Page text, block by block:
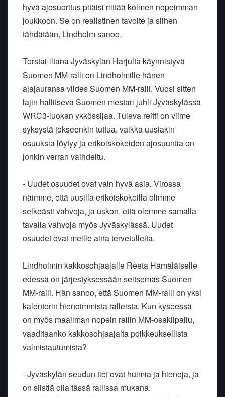
hyvä ajosuoritus pitäisi riittää kolmen nopeimman
joukkoon. Se on realistinen tavoite ja siihen
tähdätään, Lindholm sanoo.
Torstai-iltana Jyväskylän Harjulta käynnistyvä
Suomen MM-ralli on Lindholmille hänen
ajajauransa viides Suomen MM-ralli. Vuosi sitten
lajin hallitseva Suomen mestari juhli Jyväskylässä
WRC3-luokan ykkössijaa. Tuleva reitti on viime
syksystä jokseenkin tuttua, vaikka uusiakin
osuuksia löytyy ja erikoiskokeiden ajosuuntia on
jonkin verran vaihdeltu.
- Uudet osuudet ovat vain hyvä asia. Virossa
näimme, että uusilla erikoiskokeilla olimme
selkeästi vahvoja, ja uskon, että olemme samalla
tavalla vahvoja myös Jyväskylässä. Uudet
osuudet ovat meille aina tervetulleita.
Lindholmin kakkosohjaajalle Reeta Hämäläiselle
edessä on järjestyksessään seitsemäs Suomen
MM-ralli. Hän sanoo, että Suomen MM-ralli on yksi
kalenterin hienoimmista ralleista. Kun kyseessä
on myös maailman nopein rallin MM-osakilpailu,
vaaditaanko kakkosohjaajalta poikkeuksellista
valmistautumista?
- Jyväskylän seudun tiet ovat huimia ja hienoja, ja
on siistiä olla tässä rallissa mukana.